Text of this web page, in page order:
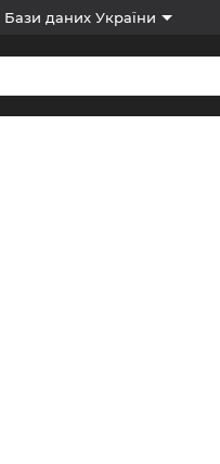
Бази даних України